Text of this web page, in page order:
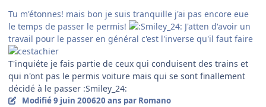
Tu m'étonnes! mais bon je suis tranquille j'ai pas encore eue
le temps de passer le permis!
J'atten d'avoir un
travail pour le passer en général c'est l'inverse qu'il faut faire
T'inquiéte je fais partie de ceux qui conduisent des trains et
qui n'ont pas le permis voiture mais qui se sont finallement
décidé à le passer :Smiley_24:
Modifié9 juin 200620 ans par Romano